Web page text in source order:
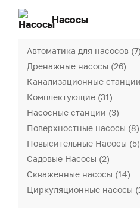
Насосы
Автоматика для насосов (7)
Дренажные насосы (26)
Канализационные
Комплектующие (31)
Насосные станции (3)
Поверхностные насосы (8)
Повысительные Насосы (5)
Садовые Насосы (2)
Скваженные насосы (14)
Циркуляционные насосы